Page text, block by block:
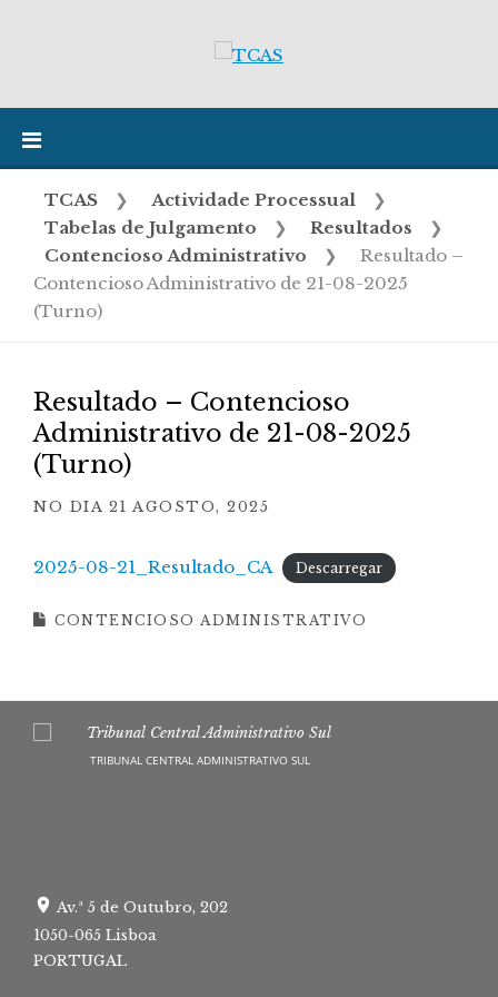
TCAS ❯ Actividade Processual
❯
Tabelas de Julgamento
❯ Resultados
❯
Contencioso Administrativo
❯
Resultado –
Contencioso Administrativo de 21-08-2025
(Turno)
Resultado – Contencioso
Administrativo de 21-08-2025
(Turno)
NO DIA 21 AGOSTO, 2025
2025-08-21_Resultado_CA Descarregar
CONTENCIOSO ADMINISTRATIVO
TRIBUNAL CENTRAL ADMINISTRATIVO SUL
Av.ª 5 de Outubro, 202
1050-065 Lisboa
PORTUGAL